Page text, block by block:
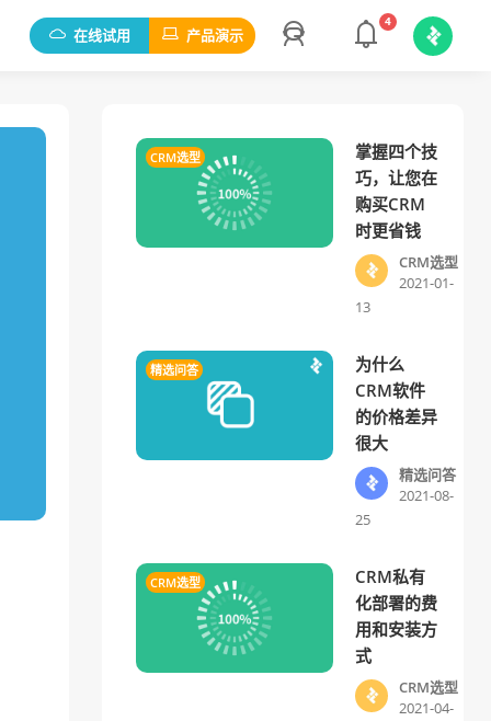
在线试用 产品演示
4
CRM选型
掌握四个技
巧，让您在
购买CRM
时更省钱
CRM选型
2021-01-
13
精选问答
为什么
CRM软件
的价格差异
很大
精选问答
2021-08-
25
CRM选型
CRM私有
化部署的费
用和安装方
式
CRM选型
2021-04-